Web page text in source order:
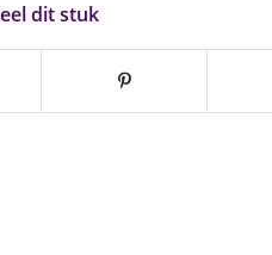
dit stuk